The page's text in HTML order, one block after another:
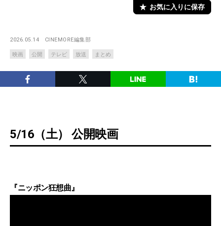
お気に入りに保存
2026.05.14 CINEMORE編集部
映画 公開 テレビ 放送 まとめ
5/16（土） 公開映画
『ニッポン狂想曲』